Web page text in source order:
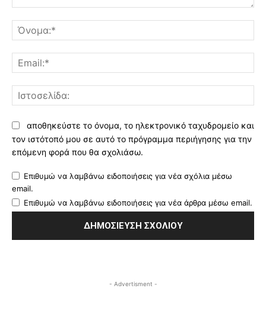
αποθηκεύστε το όνομα, το ηλεκτρονικό ταχυδρομείο και
τον ιστότοπό μου σε αυτό το πρόγραμμα περιήγησης για την
επόμενη φορά που θα σχολιάσω.
Επιθυμώ να λαμβάνω ειδοποιήσεις για νέα σχόλια μέσω
email.
Επιθυμώ να λαμβάνω ειδοποιήσεις για νέα άρθρα μέσω email.
- Advertisment -